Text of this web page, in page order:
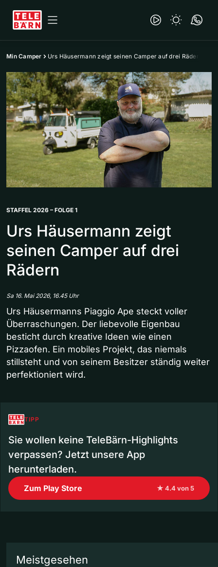
Min Camper Urs Häusermann zeigt seinen Camper auf drei Rädern
STAFFEL 2026 – FOLGE 1
Urs Häusermann zeigt
seinen Camper auf drei
Rädern
Sa 16. Mai 2026, 16.45 Uhr
Urs Häusermanns Piaggio Ape steckt voller
Überraschungen. Der liebevolle Eigenbau
besticht durch kreative Ideen wie einen
Pizzaofen. Ein mobiles Projekt, das niemals
stillsteht und von seinem Besitzer ständig weiter
perfektioniert wird.
TIPP
Sie wollen keine TeleBärn-Highlights
verpassen? Jetzt unsere App
herunterladen.
Zum Play Store ★ 4.4 von 5
Meistgesehen